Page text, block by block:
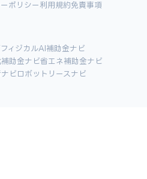
ポリシー 利用規約免責事項
フィジカルAI補助金ナビ
助金ナビ省エネ補助金ナビ
ビ ロボットリースナビ